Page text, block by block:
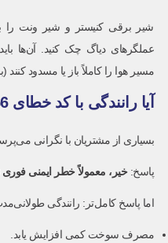
شیر برقی کنیستر و شیر ونت را
عملگرهای دیاگ چک کنید. آن‌ها
مسیر هوا را کاملاً باز یا مسدود کنند
آیا رانندگی با کد خطای P0456 خطرناک است؟
بسیاری از مشتریان با نگرانی
پاسخ:خیر، معمولاً خطر ایمنی فوری
اما پاسخ کامل‌تر: رانندگی
مصرف سوخت کمی افزایش یابد.